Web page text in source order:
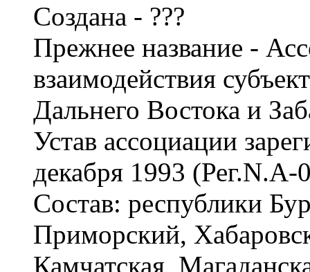
Создана - ???
Прежнее название -
взаимодействия
Дальнего Востока и
Устав ассоциации
декабря 1993 (Рег.N.А-
Состав: республики
Приморский,
Камчатская,